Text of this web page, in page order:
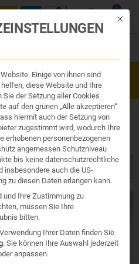
0
schnell und 24/7 für Sie da!
ab €50
„Vitamin B9“
Mit
Einige von ihnen sind
diese Website und Ihre
der Setzung aller Cookies
auf den grünen „Alle akzeptieren“
hiermit auch der Setzung von
zugestimmt wird, wodurch Ihre
erhobenen personenbezogenen
angemessen Schutzniveau
bis keine datenschutzrechtliche
insbesondere auch die US-
zu diesen Daten erlangen kann.
und Ihre Zustimmung zu
müssen Sie Ihre
bitten.
Ihrer Daten finden Sie
. Sie können Ihre Auswahl jederzeit
anpassen.